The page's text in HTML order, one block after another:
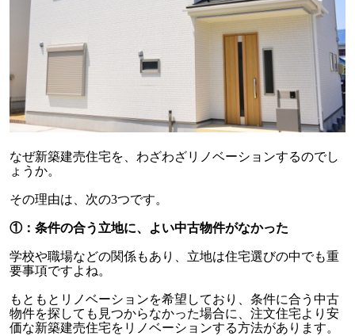
なぜ新築建売住宅を、わざわざリノベーションするのでし
ょうか。
その理由は、次の3つです。
①：条件の合う立地に、よい中古物件がなかった
学校や職場などの関係もあり、立地は住宅選びの中でも重
要事項ですよね。
もともとリノベーションを希望しており、条件に合う中古
物件を探しても見つからなかった場合に、注文住宅より安
価な新築建売住宅をリノベーションする方法があります。